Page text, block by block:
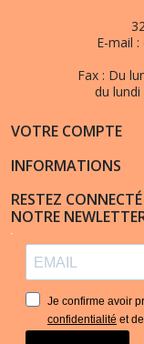
E-mail :
Fax : Du
du
VOTRE COMPTE
INFORMATIONS
RESTEZ
NOTRE
Je confirme avoir
confidentialité et